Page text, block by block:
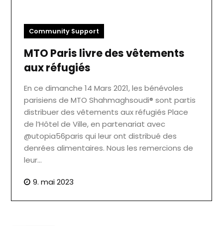
Community Support
MTO Paris livre des vêtements
aux réfugiés
En ce dimanche 14 Mars 2021, les bénévoles
parisiens de MTO Shahmaghsoudi® sont partis
distribuer des vêtements aux réfugiés Place
de l’Hôtel de Ville, en partenariat avec
@utopia56paris qui leur ont distribué des
denrées alimentaires. Nous les remercions de
leur…
9. mai 2023